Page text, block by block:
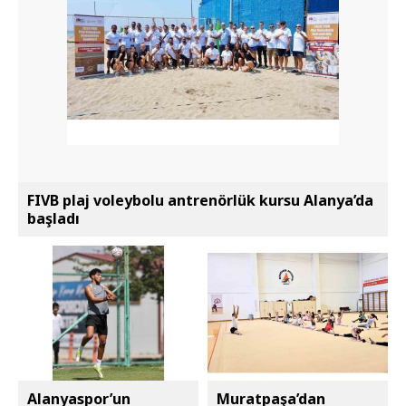
FIVB plaj voleybolu antrenörlük kursu Alanya’da
başladı
Alanyaspor’un Muratpaşa’dan